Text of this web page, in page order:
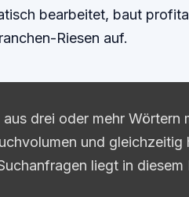
bearbeitet, baut
Riesen auf.
drei oder mehr
und gleichzeitig
liegt in diesem